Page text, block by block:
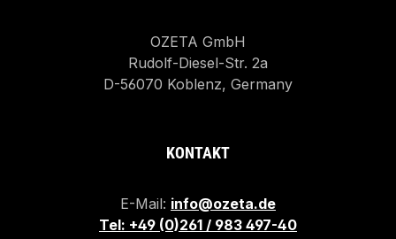
OZETA GmbH
Rudolf-Diesel-Str. 2a
D-56070 Koblenz, Germany
KONTAKT
E-Mail: info@ozeta.de
Tel: +49 (0)261 / 983 497-40